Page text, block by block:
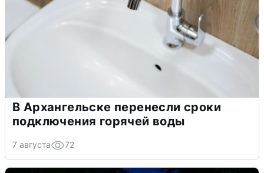
В Архангельске перенесли сроки
подключения горячей воды
7 августа 72